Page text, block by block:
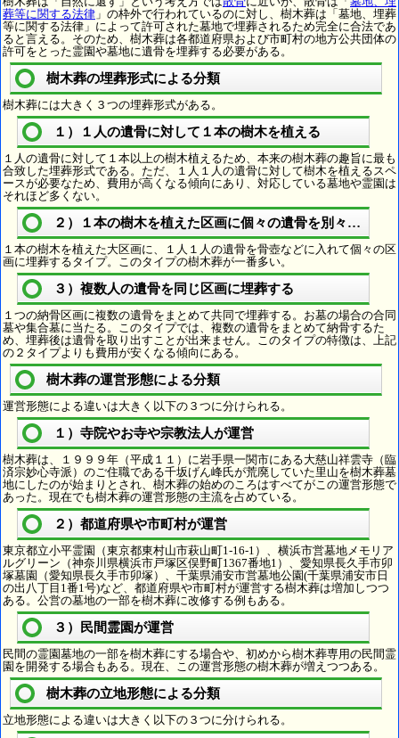
葬等に関する法律 」の枠外で行われているのに対し、樹木葬は「墓地、埋葬
等に関する法律」によって許可された墓地で埋葬されるため完全に合法であ
ると言える。そのため、樹木葬は各都道府県および市町村の地方公共団体の
許可をとった霊園や墓地に遺骨を埋葬する必要がある。
樹木葬の埋葬形式による分類
樹木葬には大きく３つの埋葬形式がある。
１）１人の遺骨に対して１本の樹木を植える
１人の遺骨に対して１本以上の樹木植えるため、本来の樹木葬の趣旨に最も
合致した埋葬形式である。ただ、１人１人の遺骨に対して樹木を植えるスペ
ースが必要なため、費用が高くなる傾向にあり、対応している墓地や霊園は
それほど多くない。
２）１本の樹木を植えた区画に個々の遺骨を別々に埋葬
１本の樹木を植えた大区画に、１人１人の遺骨を骨壺などに入れて個々の区
画に埋葬するタイプ。このタイプの樹木葬が一番多い。
３）複数人の遺骨を同じ区画に埋葬する
１つの納骨区画に複数の遺骨をまとめて共同で埋葬する。お墓の場合の合同
墓や集合墓に当たる。このタイプでは、複数の遺骨をまとめて納骨するた
め、埋葬後は遺骨を取り出すことが出来ません。このタイプの特徴は、上記
の２タイプよりも費用が安くなる傾向にある。
樹木葬の運営形態による分類
運営形態による違いは大きく以下の３つに分けられる。
１）寺院やお寺や宗教法人が運営
樹木葬は、１９９９年（平成１１）に岩手県一関市にある大慈山祥雲寺（臨
済宗妙心寺派）のご住職である千坂げん峰氏が荒廃していた里山を樹木葬墓
地にしたのが始まりとされ、樹木葬の始めのころはすべてがこの運営形態で
あった。現在でも樹木葬の運営形態の主流を占めている。
２）都道府県や市町村が運営
東京都立小平霊園（東京都東村山市萩山町1-16-1）、横浜市営墓地メモリア
ルグリーン（神奈川県横浜市戸塚区俣野町1367番地1）、愛知県長久手市卯
塚墓園（愛知県長久手市卯塚）、千葉県浦安市営墓地公園(千葉県浦安市日
の出八丁目1番1号)など、都道府県や市町村が運営する樹木葬は増加しつつ
ある。公営の墓地の一部を樹木葬に改修する例もある。
３）民間霊園が運営
民間の霊園墓地の一部を樹木葬にする場合や、初めから樹木葬専用の民間霊
園を開発する場合もある。現在、この運営形態の樹木葬が増えつつある。
樹木葬の立地形態による分類
立地形態による違いは大きく以下の３つに分けられる。